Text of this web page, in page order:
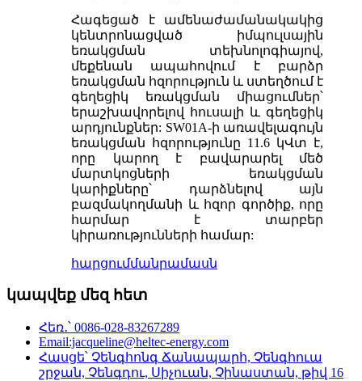
Հագեցած է ամենաժամանակակից
կենտրոնացված իմպուլսային
եռակցման տեխնոլոգիայով,
մեքենան ապահովում է բարձր
եռակցման հզորություն և ստեղծում է
գեղեցիկ եռակցման միացումներ՝
երաշխավորելով հուսալի և գեղեցիկ
արդյունքներ: SW01A-ի առավելագույն
եռակցման հզորությունը 11.6 կՎտ է,
որը կարող է բավարարել մեծ
մարտկոցների եռակցման
կարիքները՝ դարձնելով այն
բազմակողմանի և հզոր գործիք, որը
հարմար է տարբեր
կիրառությունների համար:
հարցումմանրամասն
կապվեք մեզ հետ
Հեռ․՝ 0086-028-83267289
Email:jacqueline@heltec-energy.com
Հասցե՝ Չենգհոնգ Ճանապարհ, Չենգհուա
շրջան, Չենգդու, Սիչուան, Չինաստան, թիվ 16